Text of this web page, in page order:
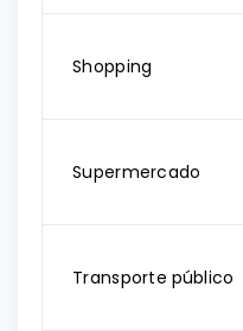
Shopping
Supermercado
Transporte público